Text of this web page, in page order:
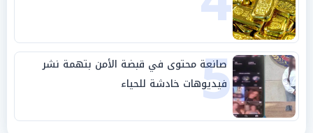
5
صانعة محتوى في قبضة الأمن بتهمة نشر
فيديوهات خادشة للحياء